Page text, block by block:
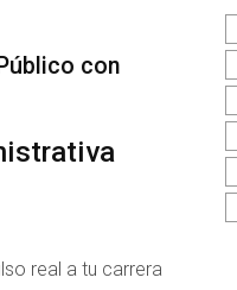
con
real a tu carrera